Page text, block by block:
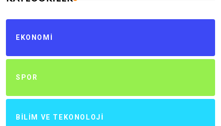
EKONOMI
SPOR
BILIM VE TEKONOLOJI